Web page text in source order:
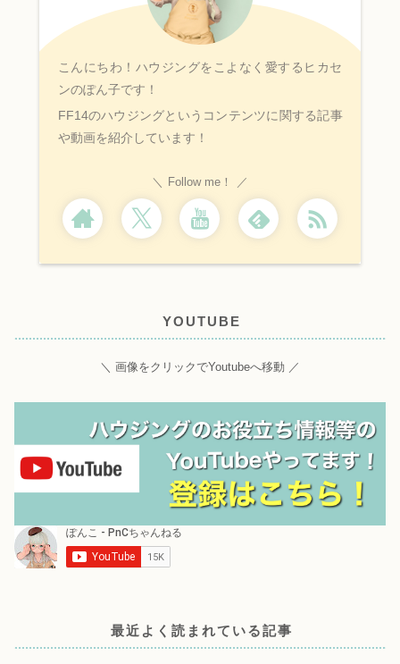
こんにちわ！ハウジングをこよなく愛するヒカセ
ンのぽん子です！
FF14のハウジングというコンテンツに関する記事
や動画を紹介しています！
Follow me！
YOUTUBE
＼ 画像をクリックでYoutubeへ移動 ／
最近よく読まれている記事